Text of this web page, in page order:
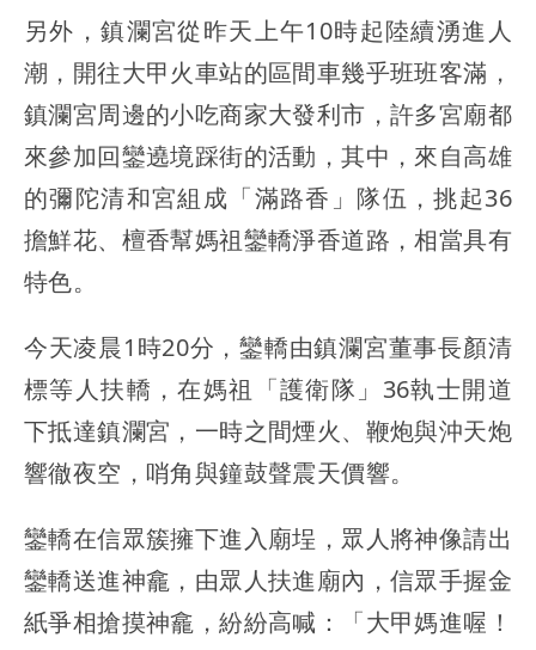
另外，鎮瀾宮從昨天上午10時起陸續湧進人
潮，開往大甲火車站的區間車幾乎班班客滿，
鎮瀾宮周邊的小吃商家大發利市，許多宮廟都
來參加回鑾遶境踩街的活動，其中，來自高雄
的彌陀清和宮組成「滿路香」隊伍，挑起36
擔鮮花、檀香幫媽祖鑾轎淨香道路，相當具有
特色。
今天凌晨1時20分，鑾轎由鎮瀾宮董事長顏清
標等人扶轎，在媽祖「護衛隊」36執士開道
下抵達鎮瀾宮，一時之間煙火、鞭炮與沖天炮
響徹夜空，哨角與鐘鼓聲震天價響。
鑾轎在信眾簇擁下進入廟埕，眾人將神像請出
鑾轎送進神龕，由眾人扶進廟內，信眾手握金
紙爭相搶摸神龕，紛紛高喊：「大甲媽進喔！